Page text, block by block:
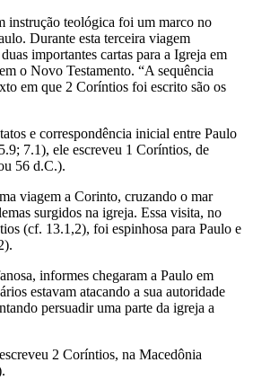
instrução teológica foi um marco no
Durante esta terceira viagem
importantes cartas para a Igreja em
o Novo Testamento. “A sequência
em que 2 Coríntios foi escrito são os
e correspondência inicial entre Paulo
7.1), ele escreveu 1 Coríntios, de
56 d.C.).
viagem a Corinto, cruzando o mar
surgidos na igreja. Essa visita, no
(cf. 13.1,2), foi espinhosa para Paulo e
informes chegaram a Paulo em
estavam atacando a sua autoridade
persuadir uma parte da igreja a
2 Coríntios, na Macedônia